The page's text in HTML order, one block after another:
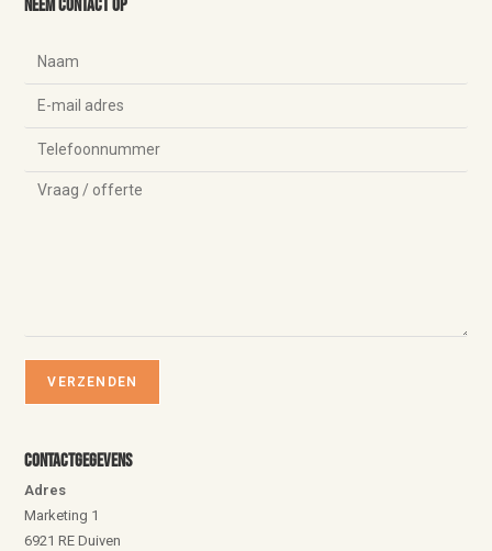
Neem contact op
Contactgegevens
Adres
Marketing 1
6921 RE Duiven